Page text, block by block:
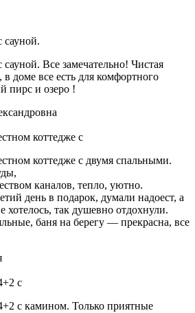
сауной.
Все замечательно! Чистая
доме все есть для комфортного
пирс и озеро !
коттедже с
коттедже с двумя спальными.
каналов, тепло, уютно.
день в подарок, думали надоест, а
хотелось, так душевно отдохнули.
баня на берегу — прекрасна, все
с
с камином. Только приятные